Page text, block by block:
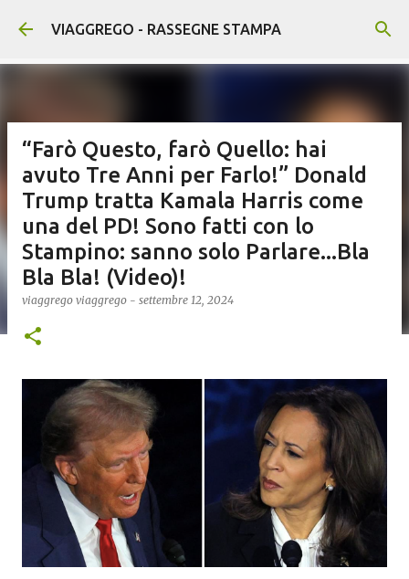
Passa ai contenuti principali
VIAGGREGO - RASSEGNE STAMPA
“Farò Questo, farò Quello: hai
avuto Tre Anni per Farlo!” Donald
Trump tratta Kamala Harris come
una del PD! Sono fatti con lo
Stampino: sanno solo Parlare...Bla
Bla Bla! (Video)!
viaggrego viaggrego - settembre 12, 2024